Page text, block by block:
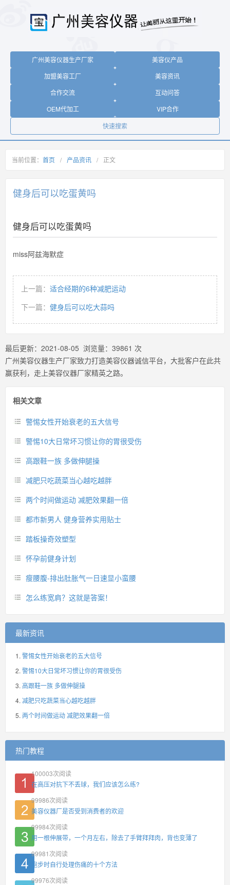
广州美容仪器生产厂家
美容仪产品
加盟美容工厂
美容资讯
合作交流
互动问答
OEM代加工
VIP合作
快速搜索
当前位置： 首页 / 产品资讯 / 正文
健身后可以吃蛋黄吗
健身后可以吃蛋黄吗
miss阿兹海默症
上一篇： 适合经期的6种减肥运动
下一篇： 健身后可以吃大蒜吗
最后更新： 2021-08-05 浏览量： 39861 次
广州美容仪器生产厂家致力打造美容仪器诚信平台，大批客户在此共
赢获利，走上美容仪器厂家精英之路。
相关文章
警惕女性开始衰老的五大信号
警惕10大日常坏习惯让你的胃很受伤
高跟鞋一族 多做伸腿操
减肥只吃蔬菜当心越吃越胖
两个时间做运动 减肥效果翻一倍
都市新男人 健身营养实用贴士
踏板操奇效塑型
怀孕前健身计划
瘦腰腹-排出肚胀气一日速显小蛮腰
怎么练宽肩？这就是答案！
最新资讯
警惕女性开始衰老的五大信号
警惕10大日常坏习惯让你的胃很受伤
高跟鞋一族 多做伸腿操
减肥只吃蔬菜当心越吃越胖
两个时间做运动 减肥效果翻一倍
热门教程
100003次阅读
在高压对抗下不丢球，我们应该怎么练?
99986次阅读
美容仪器厂是否受到消费者的欢迎
99984次阅读
用一根伸展带，一个月左右，除去了手臂拜拜肉，背也变薄了
99981 次阅读
跑步时自行处理伤痛的十个方法
99976次阅读